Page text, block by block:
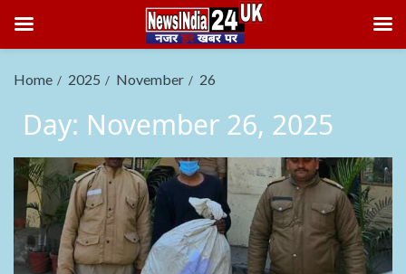
Home 2025 November 26
Day: November 26, 2025